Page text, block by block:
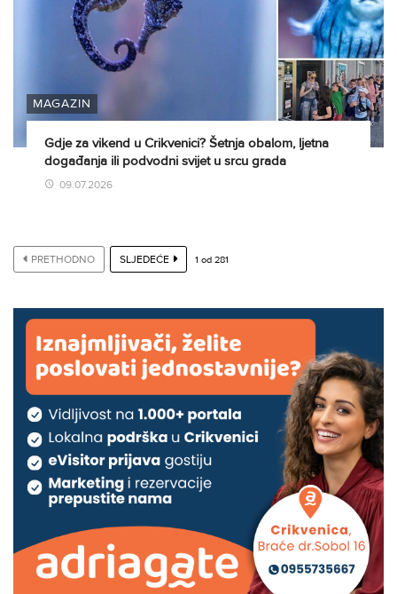
MAGAZIN
Gdje za vikend u Crikvenici? Šetnja obalom, ljetna
događanja ili podvodni svijet u srcu grada
09.07.2026
PRETHODNO SLJEDEĆE 1 od 281